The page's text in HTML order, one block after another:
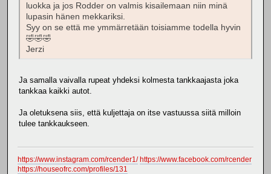
luokka ja jos Rodder on valmis kisailemaan niin minä
lupasin hänen mekkariksi.
Syy on se että me ymmärretään toisiamme todella hyvin
🤣🤣🤣
Jerzi
Ja samalla vaivalla rupeat yhdeksi kolmesta tankkaajasta joka
tankkaa kaikki autot.
Ja oletuksena siis, että kuljettaja on itse vastuussa siitä milloin
tulee tankkaukseen.
https://www.instagram.com/rcender1/ https://www.facebook.com/rcender
https://houseofrc.com/profiles/131